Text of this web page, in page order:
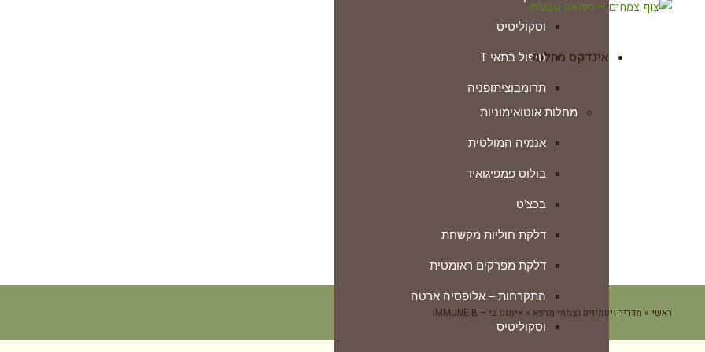
וסקוליטיס
טיפול בתאי T
תרומבוציתופניה
טרשת נפוצה
ילפת שטוחה ליכן פלנוס
לופוס (זאבת)
מחלת ווגנר
מחלת מג’דו ג’וזף
מחלת סטיל
מחלת קרוהן
מיאסטניה גראביס
אינדקס מחלות
מחלות אוטואימוניות
אנמיה המולטית
בולוס פמפיגואיד
בכצ’ט
דלקת חוליות מקשחת
דלקת מפרקים ראומטית
התקרחות – אלופסיה ארטה
וסקוליטיס
ראשי » מדריך ויטמינים וצמחי מרפא » אימונו בי – IMMUNE B